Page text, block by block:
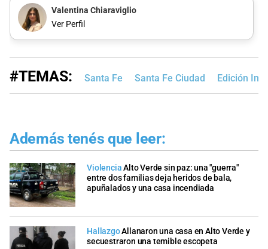
Valentina Chiaraviglio
Ver Perfil
#TEMAS: Santa Fe Santa Fe Ciudad Edición
Además tenés que leer:
ViolenciaAlto Verde sin paz: una "guerra"
entre dos familias deja heridos de bala,
apuñalados y una casa incendiada
HallazgoAllanaron una casa en Alto Verde y
secuestraron una temible escopeta